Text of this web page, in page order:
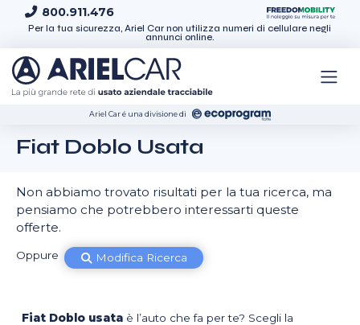
Skip to content
800.911.476
Per la tua sicurezza, Ariel Car non utilizza numeri di cellulare negli
annunci online.
Ariel Car é una divisione di
Fiat Doblo Usata
Non abbiamo trovato risultati per la tua ricerca, ma
pensiamo che potrebbero interessarti queste
offerte.
Oppure Modifica Ricerca
Fiat Doblo usata è l’auto che fa per te? Scegli la